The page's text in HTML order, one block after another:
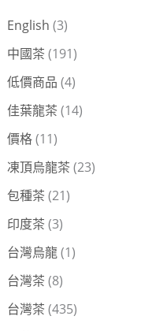
English (3)
中國茶 (191)
低價商品 (4)
佳葉龍茶 (14)
價格(11)
凍頂烏龍茶 (23)
包種茶 (21)
印度茶 (3)
台灣烏龍(1)
台灣茶 (8)
台灣茶 (435)